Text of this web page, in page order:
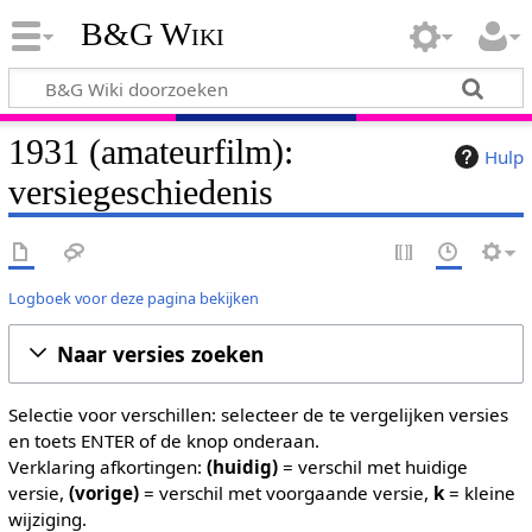
B&G Wiki
Hulp
1931 (amateurfilm):
versiegeschiedenis
Logboek voor deze pagina bekijken
Naar versies zoeken
Selectie voor verschillen: selecteer de te vergelijken versies
en toets ENTER of de knop onderaan.
Verklaring afkortingen: (huidig)= verschil met huidige
versie, (vorige)= verschil met voorgaande versie, k= kleine
wijziging.